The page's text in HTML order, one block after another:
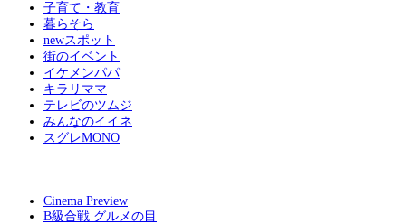
子育て・教育
暮らそら
newスポット
街のイベント
イケメンパパ
キラリママ
テレビのツムジ
みんなのイイネ
スグレMONO
Cinema Preview
B級合戦 グルメの目